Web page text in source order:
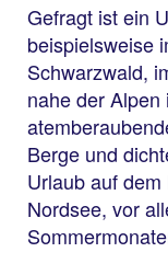
Gefragt ist ein
beispielsweise
Schwarzwald,
nahe der
Berge und
Urlaub auf
Nordsee, vor